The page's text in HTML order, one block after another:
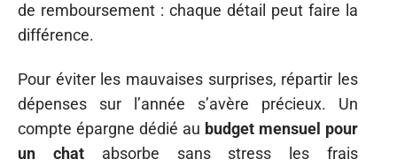
de remboursement : chaque détail peut faire la
différence.
Pour éviter les mauvaises surprises, répartir les
dépenses sur l’année s’avère précieux. Un
compte épargne dédié au budget mensuel pour
un chatabsorbe sans stress les frais